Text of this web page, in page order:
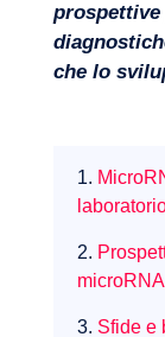
Progetti
che lo
1.
2.
microRNA
3. Sfide e